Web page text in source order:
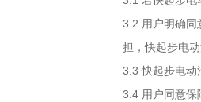
3.2 用户明确同
担，快起步电
3.3 快起步电动
3.4 用户同意保